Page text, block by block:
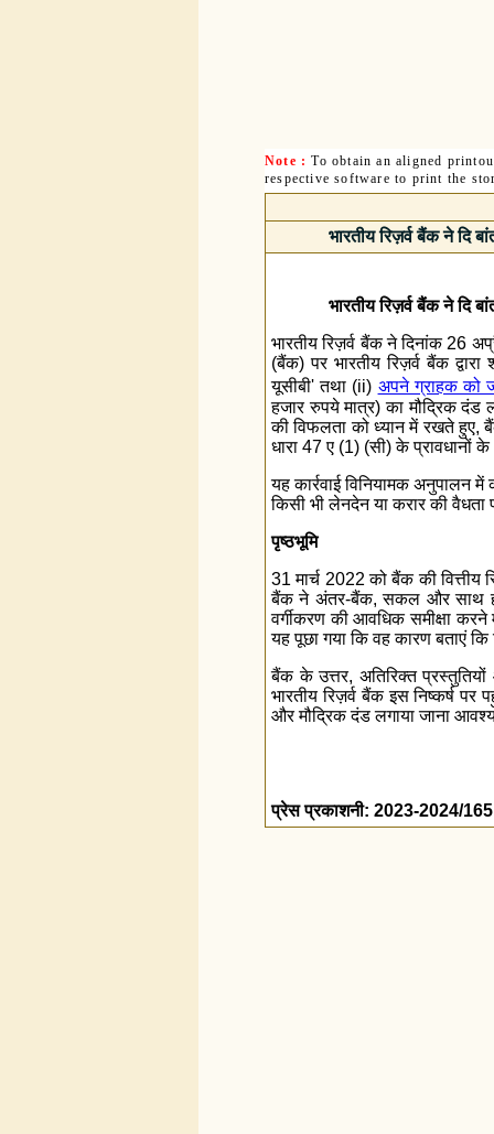
Note :To obtain an aligned
respective software to print the
भारतीय रिज़र्व बैंक ने दि
भारतीय रिज़र्व बैंक ने दि
भारतीय रिज़र्व बैंक ने दिनांक 26
(बैंक) पर भारतीय रिज़र्व बैंक
यूसीबी' तथा (ii) अपने ग्राहक को
हजार रुपये मात्र) का मौद्रिक दंड
की विफलता को ध्यान में रखते हुए,
धारा 47 ए (1) (सी) के प्रावधानों
यह कार्रवाई विनियामक अनुपालन
किसी भी लेनदेन या करार की
पृष्ठभूमि
31 मार्च 2022 को बैंक की वित्तीय
बैंक ने अंतर-बैंक, सकल और साथ ही
वर्गीकरण की आवधिक समीक्षा
यह पूछा गया कि वह कारण बताएं
बैंक के उत्तर, अतिरिक्त
भारतीय रिज़र्व बैंक इस निष्कर्ष
और मौद्रिक दंड लगाया जाना
प्रेस प्रकाशनी: 2023-2024/165